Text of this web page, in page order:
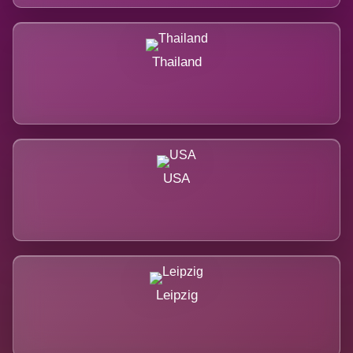
Thailand
USA
Leipzig